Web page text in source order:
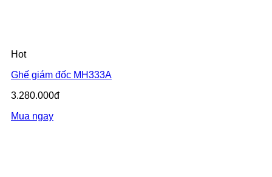
Hot
Ghế giám đốc MH333A
3.280.000đ
Mua ngay